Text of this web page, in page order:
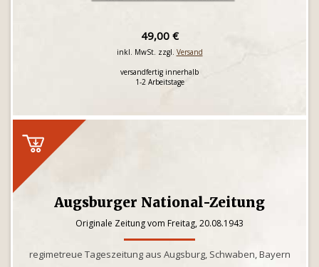
49,00 €
inkl. MwSt. zzgl. Versand
versandfertig innerhalb
1-2 Arbeitstage
Augsburger National-Zeitung
Originale Zeitung vom Freitag, 20.08.1943
regimetreue Tageszeitung aus Augsburg, Schwaben, Bayern